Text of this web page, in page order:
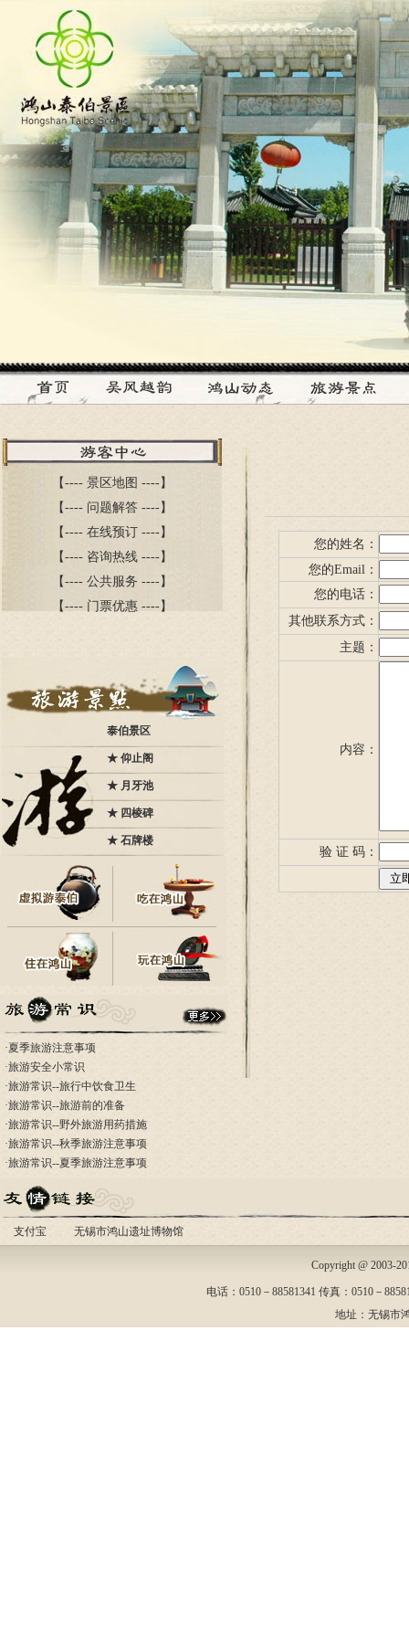
【---- 景区地图 ----】
【---- 问题解答 ----】
【---- 在线预订 ----】
【---- 咨询热线 ----】
【---- 公共服务 ----】
【---- 门票优惠 ----】
泰伯景区
★ 仰止阁
★ 月牙池
★ 四棱碑
★ 石牌楼
·夏季旅游注意事项
·旅游安全小常识
·旅游常识--旅行中饮食卫生
·旅游常识--旅游前的准备
·旅游常识--野外旅游用药措施
·旅游常识--秋季旅游注意事项
·旅游常识--夏季旅游注意事项
您的姓名：
您的Email：
您的电话：
其他联系方式：
主题：
内容：
验 证 码：
支付宝 无锡市鸿山遗址博物馆
Copyright @ 2003-
电话：0510－88581341 传真：0510－
地址：无锡市